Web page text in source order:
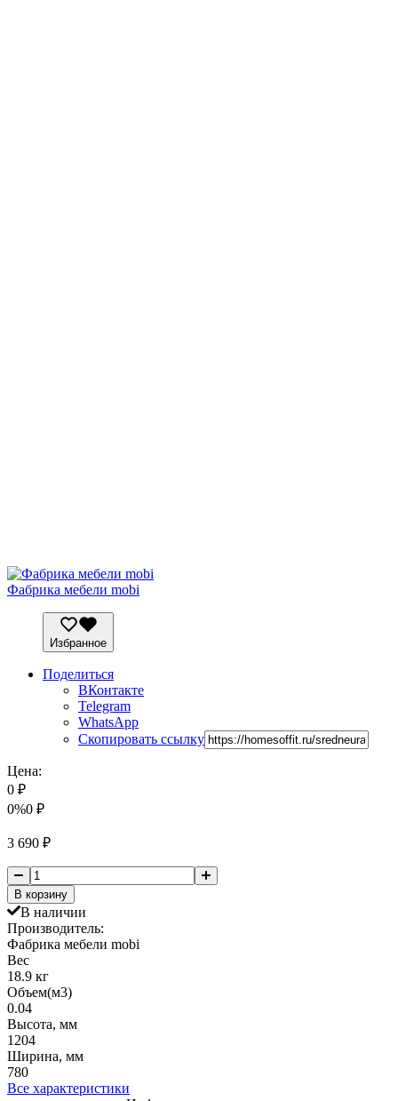
Фабрика мебели mobi
Избранное
Поделиться
ВКонтакте
Telegram
WhatsApp
Скопировать ссылку
Цена:
0 ₽
0%0 ₽
3 690 ₽
В корзину
В наличии
Производитель:
Фабрика мебели mobi
Вес
18.9 кг
Объем(м3)
0.04
Высота, мм
1204
Ширина, мм
780
Все характеристики